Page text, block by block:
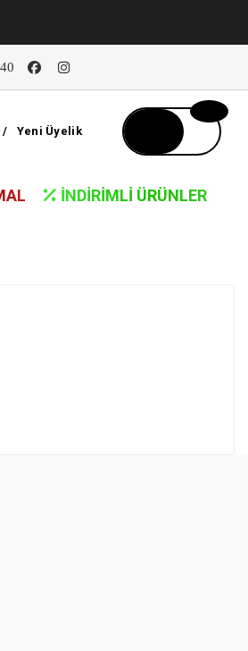
/ Yeni Üyelik
İNDIRIMLI ÜRÜNLER